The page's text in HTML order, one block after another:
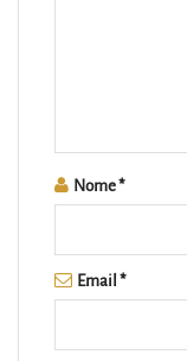
Nome*
Email *